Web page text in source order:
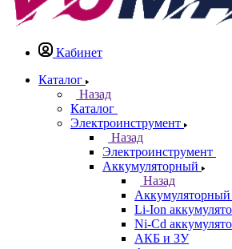
Кабинет
Каталог
Назад
Каталог
Электроинструмент
Назад
Электроинструмент
Аккумуляторный
Назад
Аккумуляторный
Li-Ion
Ni-Cd
АКБ и ЗУ